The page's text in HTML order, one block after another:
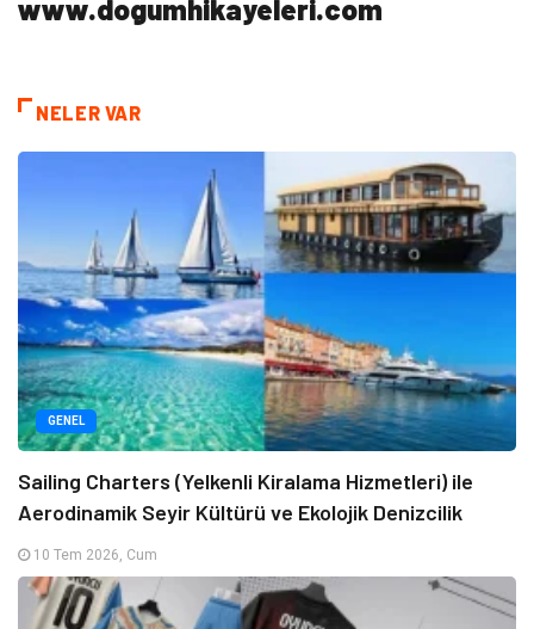
www.dogumhikayeleri.com
NELER VAR
GENEL
Sailing Charters (Yelkenli Kiralama Hizmetleri) ile
Aerodinamik Seyir Kültürü ve Ekolojik Denizcilik
10 Tem 2026, Cum